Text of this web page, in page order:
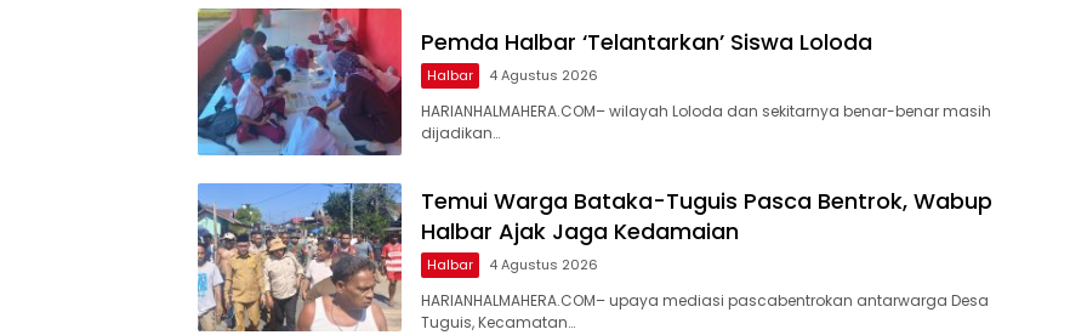
Pemda Halbar ‘Telantarkan’ Siswa Loloda
Halbar 4 Agustus 2026
HARIANHALMAHERA.COM– wilayah Loloda dan sekitarnya benar-benar masih
dijadikan…
Temui Warga Bataka-Tuguis Pasca Bentrok, Wabup
Halbar Ajak Jaga Kedamaian
Halbar 4 Agustus 2026
HARIANHALMAHERA.COM– upaya mediasi pascabentrokan antarwarga Desa
Tuguis, Kecamatan…